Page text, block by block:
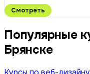
Смотреть
Популярные курсы по дизайну в
Брянске